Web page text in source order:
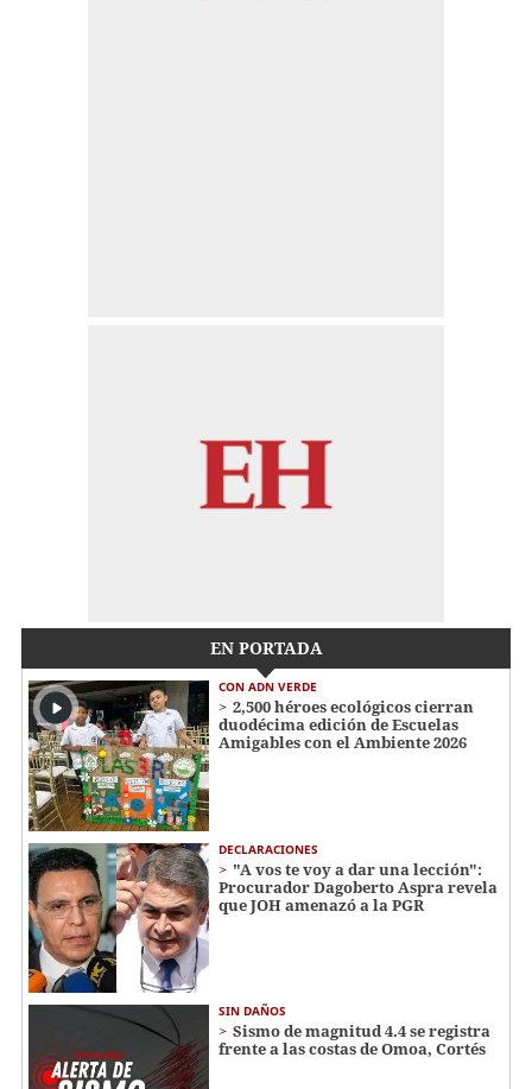
EN PORTADA
CON ADN VERDE
2,500 héroes ecológicos cierran
duodécima edición de Escuelas
Amigables con el Ambiente 2026
DECLARACIONES
"A vos te voy a dar una lección":
Procurador Dagoberto Aspra revela
que JOH amenazó a la PGR
SIN DAÑOS
Sismo de magnitud 4.4 se registra
frente a las costas de Omoa, Cortés